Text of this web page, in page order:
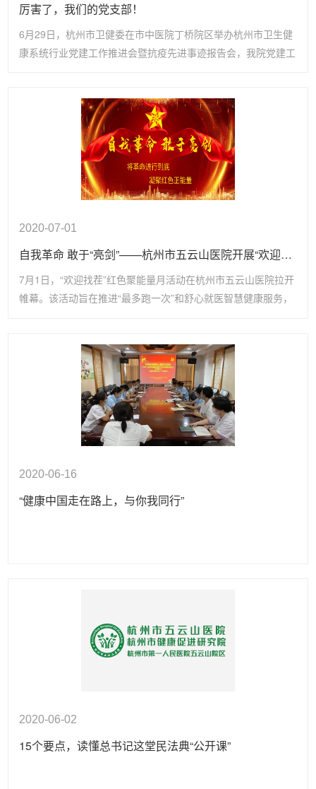
厉害了，我们的党支部！
6月29日，杭州市卫健委在市中医院丁桥院区举办杭州市卫生健
康系统行业党建工作推进会暨抗疫先进事迹报告会，我院党建工
2020-07-01
自我革命 敢于“亮剑”——杭州市五云山医院开展“欢迎找茬”凝聚红色正能量
7月1日，“欢迎找茬”红色聚能量月活动在杭州市五云山医院拉开
帷幕。该活动旨在推进“最多跑一次”和舒心就医智慧健康服务，
神，敢于“亮剑”， 在革故鼎新、守正出新中实现自身跨越。
2020-06-16
“健康中国走在路上，与你我同行”
2020-06-02
15个要点，读懂总书记这堂民法典“公开课”